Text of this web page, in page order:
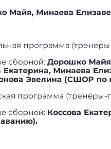
Майя, Минаева
программа
сборной: Дорошко
Екатерина, Минаева
Эвелина (СШОР по
программа
сборной: Коссова